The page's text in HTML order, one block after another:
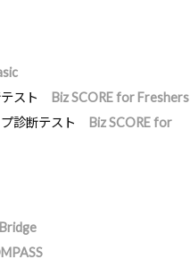
スト
Biz SCORE for Freshers
診断テスト
Biz SCORE for